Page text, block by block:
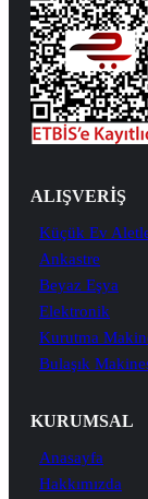
ALIŞVERİŞ
Küçük Ev
Ankastre
Beyaz Eşya
Elektronik
Kurutma
Bulaşık
KURUMSAL
Anasayfa
Hakkımızda